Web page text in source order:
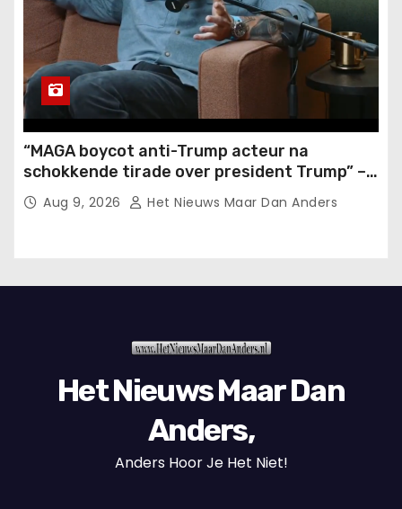
“MAGA boycot anti-Trump acteur na
schokkende tirade over president Trump” –
The American Tribune.com
Aug 9, 2026 Het Nieuws Maar Dan Anders
Het Nieuws Maar Dan
Anders,
Anders Hoor Je Het Niet!